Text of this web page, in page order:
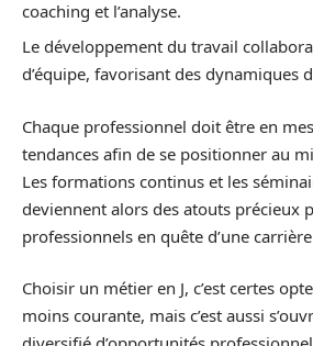
coaching et l’analyse.
Le développement du travail
d’équipe, favorisant des dynamiques
Chaque professionnel doit être en
tendances afin de se positionner au
Les formations continus et les
deviennent alors des atouts précieux
professionnels en quête d’une
Choisir un métier en J, c’est certes
moins courante, mais c’est aussi